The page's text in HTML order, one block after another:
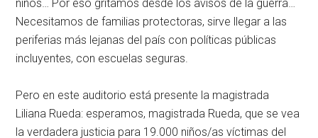
niños… Por eso gritamos desde los avisos de la guerra…
Necesitamos de familias protectoras, sirve llegar a las
periferias más lejanas del país con políticas públicas
incluyentes, con escuelas seguras.
Pero en este auditorio está presente la magistrada
Liliana Rueda: esperamos, magistrada Rueda, que se vea
la verdadera justicia para 19.000 niños/as víctimas del